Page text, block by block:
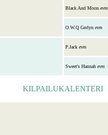
Black And Moon evm
O.W.Q Gerlyn evm
P.Jack evm
Sweet's Hannah evm
KILPAILUKALENTERI